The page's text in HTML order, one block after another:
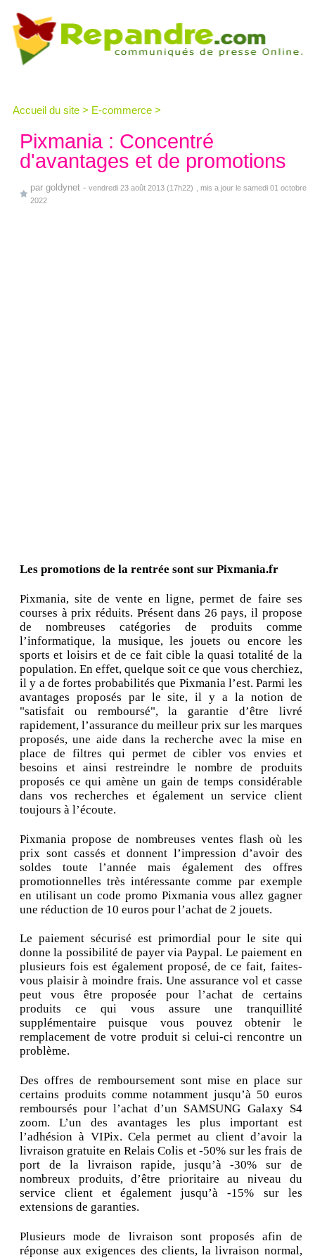
Accueil du site > E-commerce >
Pixmania : Concentré
d'avantages et de promotions
par goldynet - vendredi 23 août 2013 (17h22)
, mis a jour le samedi 01 octobre
2022
Les promotions de la rentrée sont sur Pixmania.fr
Pixmania, site de vente en ligne, permet de faire ses
courses à prix réduits. Présent dans 26 pays, il propose
de nombreuses catégories de produits comme
l’informatique, la musique, les jouets ou encore les
sports et loisirs et de ce fait cible la quasi totalité de la
population. En effet, quelque soit ce que vous cherchiez,
il y a de fortes probabilités que Pixmania l’est. Parmi les
avantages proposés par le site, il y a la notion de
"satisfait ou remboursé", la garantie d’être livré
rapidement, l’assurance du meilleur prix sur les marques
proposés, une aide dans la recherche avec la mise en
place de filtres qui permet de cibler vos envies et
besoins et ainsi restreindre le nombre de produits
proposés ce qui amène un gain de temps considérable
dans vos recherches et également un service client
toujours à l’écoute.
Pixmania propose de nombreuses ventes flash où les
prix sont cassés et donnent l’impression d’avoir des
soldes toute l’année mais également des offres
promotionnelles très intéressante comme par exemple
en utilisant un code promo Pixmania vous allez gagner
une réduction de 10 euros pour l’achat de 2 jouets.
Le paiement sécurisé est primordial pour le site qui
donne la possibilité de payer via Paypal. Le paiement en
plusieurs fois est également proposé, de ce fait, faites-
vous plaisir à moindre frais. Une assurance vol et casse
peut vous être proposée pour l’achat de certains
produits ce qui vous assure une tranquillité
supplémentaire puisque vous pouvez obtenir le
remplacement de votre produit si celui-ci rencontre un
problème.
Des offres de remboursement sont mise en place sur
certains produits comme notamment jusqu’à 50 euros
remboursés pour l’achat d’un SAMSUNG Galaxy S4
zoom. L’un des avantages les plus important est
l’adhésion à VIPix. Cela permet au client d’avoir la
livraison gratuite en Relais Colis et -50% sur les frais de
port de la livraison rapide, jusqu’à -30% sur de
nombreux produits, d’être prioritaire au niveau du
service client et également jusqu’à -15% sur les
extensions de garanties.
Plusieurs mode de livraison sont proposés afin de
réponse aux exigences des clients, la livraison normal,